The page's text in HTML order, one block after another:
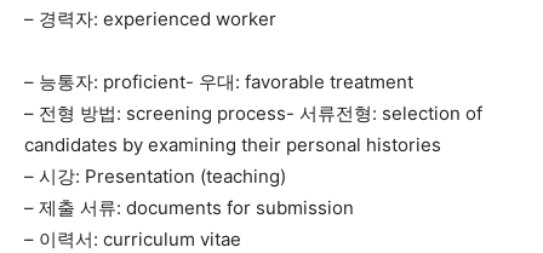
– 경력자: experienced worker
– 능통자: proficient- 우대: favorable treatment
– 전형 방법: screening process- 서류전형: selection of
candidates by examining their personal histories
– 시강: Presentation (teaching)
– 제출 서류: documents for submission
– 이력서: curriculum vitae